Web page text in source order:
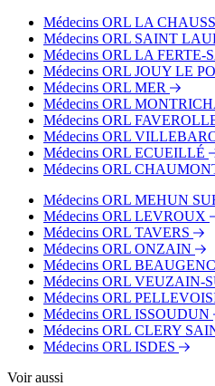
Médecins ORL LA
Médecins ORL SAINT
Médecins ORL LA
Médecins ORL JOUY LE
Médecins ORL MER
Médecins ORL
Médecins ORL
Médecins ORL
Médecins ORL ECUEILLÉ
Médecins ORL
Médecins ORL MEHUN
Médecins ORL LEVROUX
Médecins ORL TAVERS
Médecins ORL ONZAIN
Médecins ORL
Médecins ORL VEUZAIN-
Médecins ORL
Médecins ORL ISSOUDUN
Médecins ORL CLERY
Médecins ORL ISDES
Voir aussi